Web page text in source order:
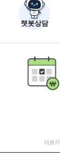
챗봇상담
더보기